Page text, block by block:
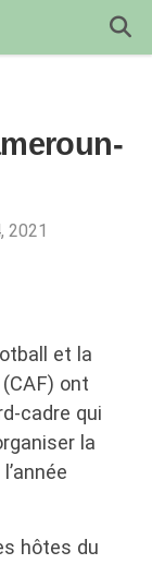
2021
et la
ont
cadre qui
la
hôtes du